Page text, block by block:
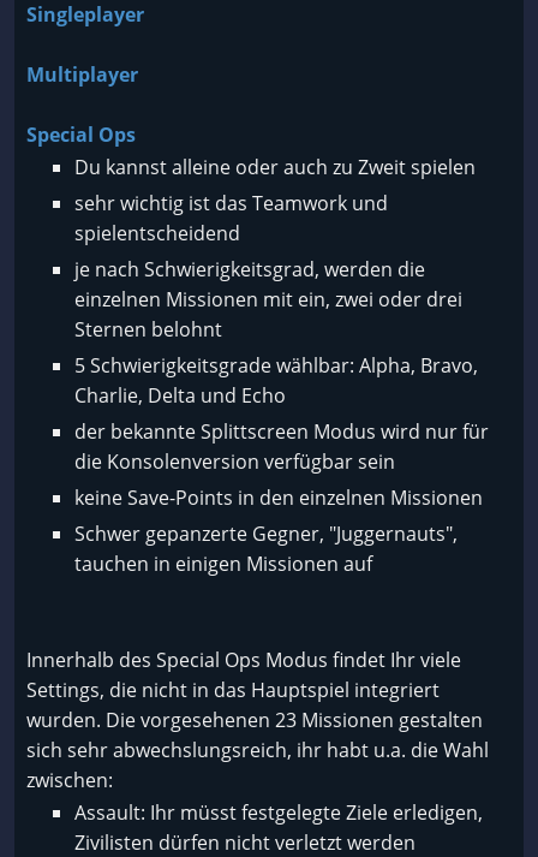
Singleplayer
Multiplayer
Special Ops
Du kannst alleine oder auch zu Zweit spielen
sehr wichtig ist das Teamwork und
spielentscheidend
je nach Schwierigkeitsgrad, werden die
einzelnen Missionen mit ein, zwei oder drei
Sternen belohnt
5 Schwierigkeitsgrade wählbar: Alpha, Bravo,
Charlie, Delta und Echo
der bekannte Splittscreen Modus wird nur für
die Konsolenversion verfügbar sein
keine Save-Points in den einzelnen Missionen
Schwer gepanzerte Gegner, "Juggernauts",
tauchen in einigen Missionen auf
Innerhalb des Special Ops Modus findet Ihr viele
Settings, die nicht in das Hauptspiel integriert
wurden. Die vorgesehenen 23 Missionen gestalten
sich sehr abwechslungsreich, ihr habt u.a. die Wahl
zwischen:
Assault: Ihr müsst festgelegte Ziele erledigen,
Zivilisten dürfen nicht verletzt werden